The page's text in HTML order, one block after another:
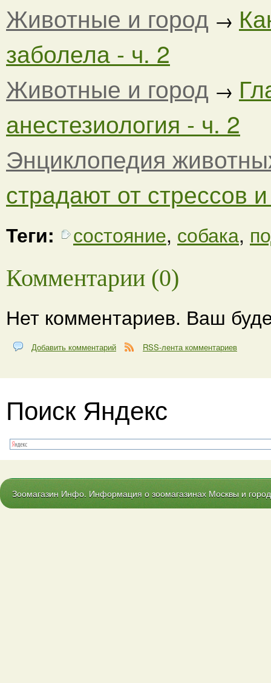
Животные и город →
заболела - ч. 2
Животные и город →
анестезиология - ч. 2
Энциклопедия
страдают от стрессов
Теги: состояние, собака,
Комментарии (0)
Нет комментариев. Ваш
Добавить комментарий RSS-лента комментариев
Поиск Яндекс
Зоомагазин Инфо. Информация о зоомагазинах Москвы и